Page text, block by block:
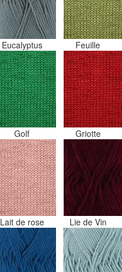
Eucalyptus Feuille
Golf Griotte
Lait de rose Lie de Vin